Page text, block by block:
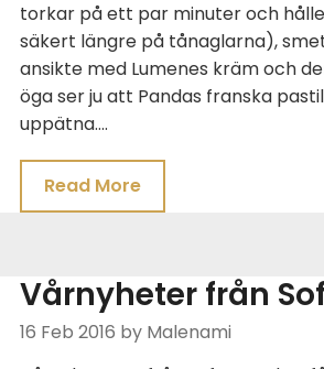
torkar på ett par minuter och
säkert längre på tånaglarna),
ansikte med Lumenes kräm och
öga ser ju att Pandas franska
uppätna….
Read More
Vårnyheter från
16 Feb 2016 by Malenami